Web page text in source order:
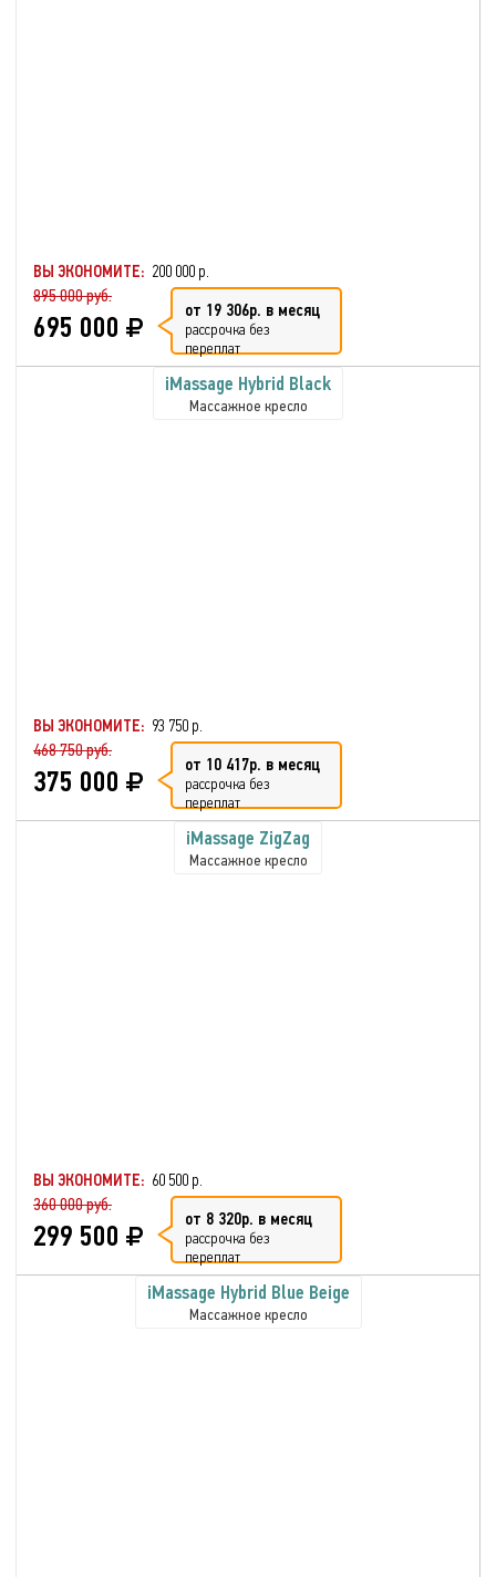
ВЫ ЭКОНОМИТЕ: 200 000 р.
895 000 руб.
695 000 от 19 306р. в месяц
рассрочка без
переплат
iMassage Hybrid Black
Массажное кресло
ВЫ ЭКОНОМИТЕ: 93 750 р.
468 750 руб.
375 000 от 10 417р. в месяц
рассрочка без
переплат
iMassage ZigZag
Массажное кресло
ВЫ ЭКОНОМИТЕ: 60 500 р.
360 000 руб.
299 500 от 8 320р. в месяц
рассрочка без
переплат
iMassage Hybrid Blue Beige
Массажное кресло